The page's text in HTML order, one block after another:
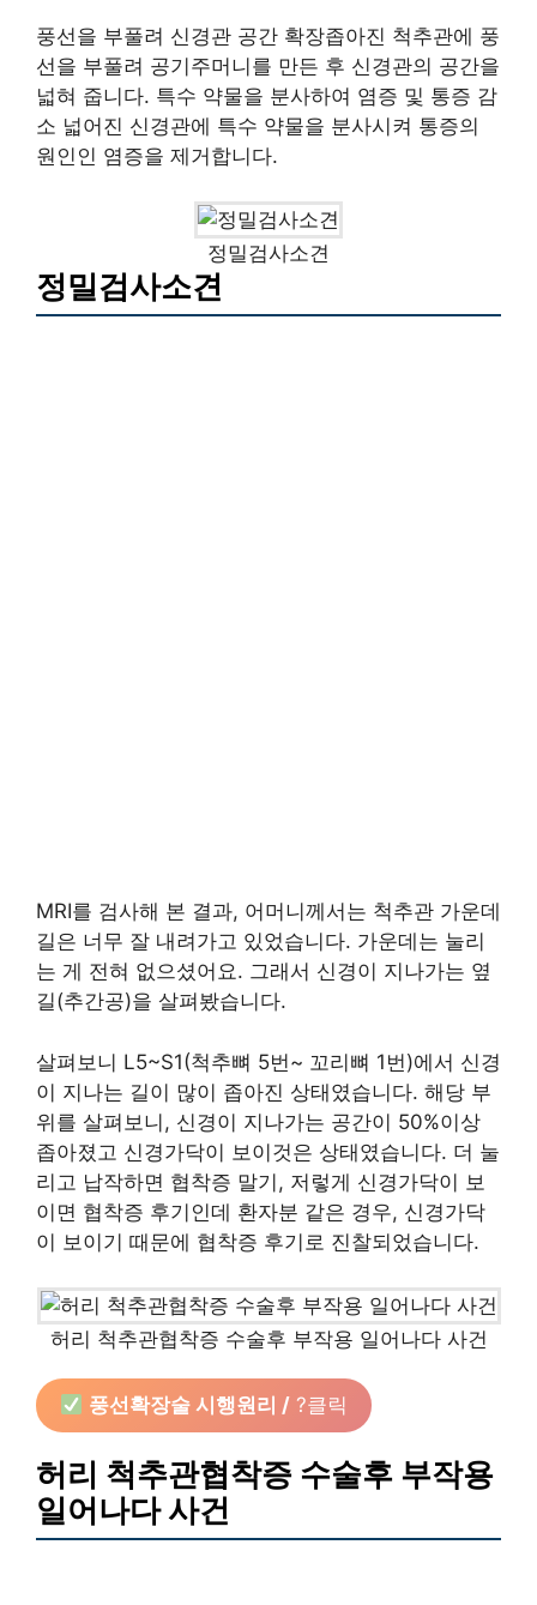
풍선을 부풀려 신경관 공간 확장좁아진 척추관에 풍
선을 부풀려 공기주머니를 만든 후 신경관의 공간을
넓혀 줍니다. 특수 약물을 분사하여 염증 및 통증 감
소 넓어진 신경관에 특수 약물을 분사시켜 통증의
원인인 염증을 제거합니다.
정밀검사소견
정밀검사소견
MRI를 검사해 본 결과, 어머니께서는 척추관 가운데
길은 너무 잘 내려가고 있었습니다. 가운데는 눌리
는 게 전혀 없으셨어요. 그래서 신경이 지나가는 옆
길(추간공)을 살펴봤습니다.
살펴보니 L5~S1(척추뼈 5번~ 꼬리뼈 1번)에서 신경
이 지나는 길이 많이 좁아진 상태였습니다. 해당 부
위를 살펴보니, 신경이 지나가는 공간이 50%이상
좁아졌고 신경가닥이 보이것은 상태였습니다. 더 눌
리고 납작하면 협착증 말기, 저렇게 신경가닥이 보
이면 협착증 후기인데 환자분 같은 경우, 신경가닥
이 보이기 때문에 협착증 후기로 진찰되었습니다.
허리 척추관협착증 수술후 부작용 일어나다 사건
풍선확장술 시행원리 / ?클릭
허리 척추관협착증 수술후 부작용
일어나다 사건